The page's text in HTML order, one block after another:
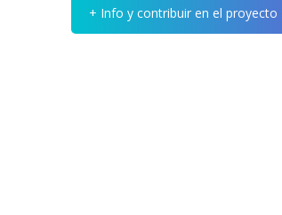
+ Info y contribuir en el proyecto